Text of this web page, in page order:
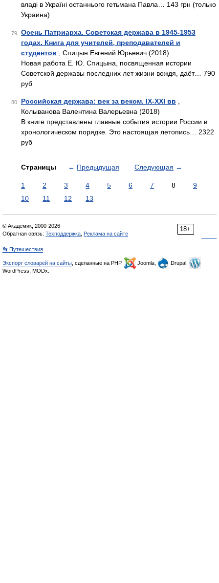
владі в Україні останнього гетьмана Павла… 143 грн (только
Украина)
79
Осень Патриарха. Советская держава в 1945-1953
годах. Книга для учителей, преподавателей и
студентов , Спицын Евгений Юрьевич (2018)
Новая работа Е. Ю. Спицына, посвященная истории
Советской державы последних лет жизни вождя, даёт… 790
руб
80 Российская держава: век за веком. IX-XXI вв
Колыванова Валентина Валерьевна (2018)
В книге представлены главные события истории России в
хронологическом порядке. Это настоящая летопись… 2322
руб
Страницы ← Предыдущая Следующая →
1 2 3 4 5 6 7 8
9
10
11 12 13
18+
© Академик, 2000-2026
Обратная связь: Техподдержка Реклама на сайте
👣 Путешествия
Экспорт словарей на сайты , сделанные на PHP, Joomla,
Drupal,
WordPress, MODx.